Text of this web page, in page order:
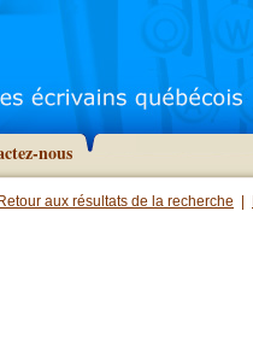
nous
Retour aux résultats de la recherche